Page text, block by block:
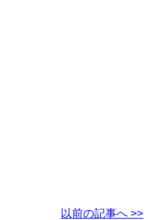
以前の記事へ >>